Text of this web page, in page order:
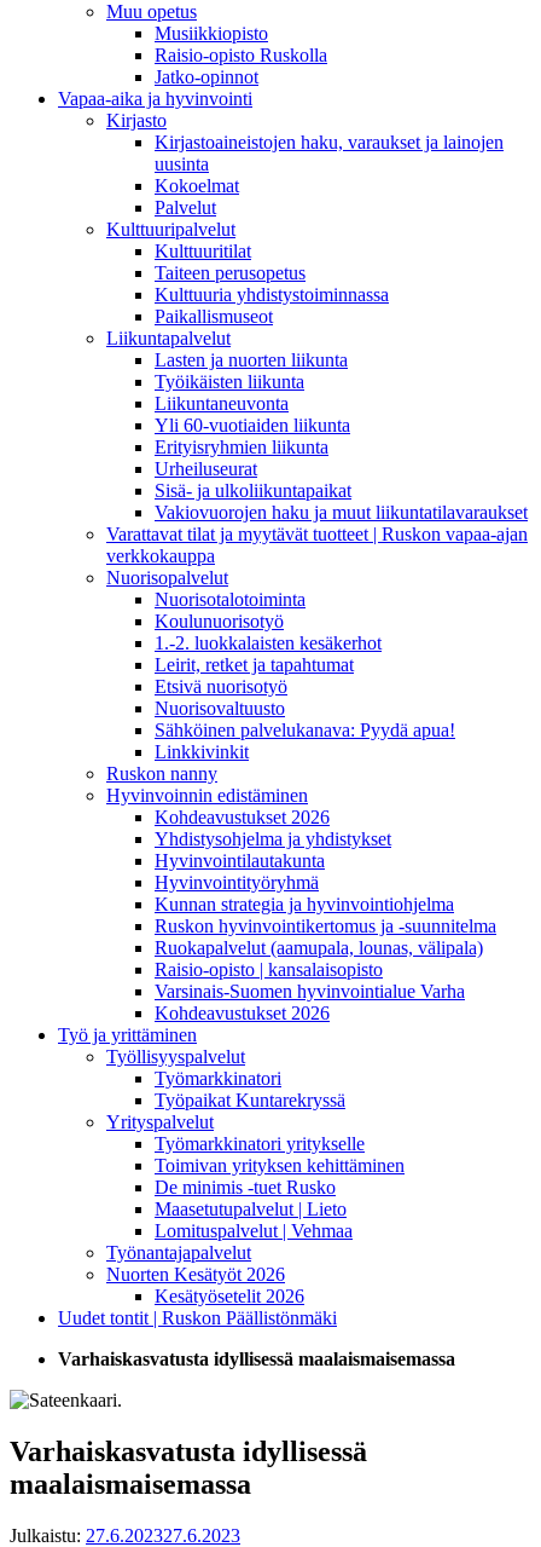
Muu opetus
Musiikkiopisto
Raisio-opisto Ruskolla
Jatko-opinnot
Vapaa-aika ja hyvinvointi
Kirjasto
Kirjastoaineistojen haku, varaukset ja lainojen
uusinta
Kokoelmat
Palvelut
Kulttuuripalvelut
Kulttuuritilat
Taiteen perusopetus
Kulttuuria yhdistystoiminnassa
Paikallismuseot
Liikuntapalvelut
Lasten ja nuorten liikunta
Työikäisten liikunta
Liikuntaneuvonta
Yli 60-vuotiaiden liikunta
Erityisryhmien liikunta
Urheiluseurat
Sisä- ja ulkoliikuntapaikat
Vakiovuorojen haku ja muut liikuntatilavaraukset
Varattavat tilat ja myytävät tuotteet | Ruskon vapaa-ajan
verkkokauppa
Nuorisopalvelut
Nuorisotalotoiminta
Koulunuorisotyö
1.-2. luokkalaisten kesäkerhot
Leirit, retket ja tapahtumat
Etsivä nuorisotyö
Nuorisovaltuusto
Sähköinen palvelukanava: Pyydä apua!
Linkkivinkit
Ruskon nanny
Hyvinvoinnin edistäminen
Kohdeavustukset 2026
Yhdistysohjelma ja yhdistykset
Hyvinvointilautakunta
Hyvinvointityöryhmä
Kunnan strategia ja hyvinvointiohjelma
Ruskon hyvinvointikertomus ja -suunnitelma
Ruokapalvelut (aamupala, lounas, välipala)
Raisio-opisto | kansalaisopisto
Varsinais-Suomen hyvinvointialue Varha
Kohdeavustukset 2026
Työ ja yrittäminen
Työllisyyspalvelut
Työmarkkinatori
Työpaikat Kuntarekryssä
Yrityspalvelut
Työmarkkinatori yritykselle
Toimivan yrityksen kehittäminen
De minimis -tuet Rusko
Maasetutupalvelut | Lieto
Lomituspalvelut | Vehmaa
Työnantajapalvelut
Nuorten Kesätyöt 2026
Kesätyösetelit 2026
Uudet tontit | Ruskon Päällistönmäki
Varhaiskasvatusta idyllisessä maalaismaisemassa
Varhaiskasvatusta idyllisessä
maalaismaisemassa
Julkaistu: 27.6.202327.6.2023